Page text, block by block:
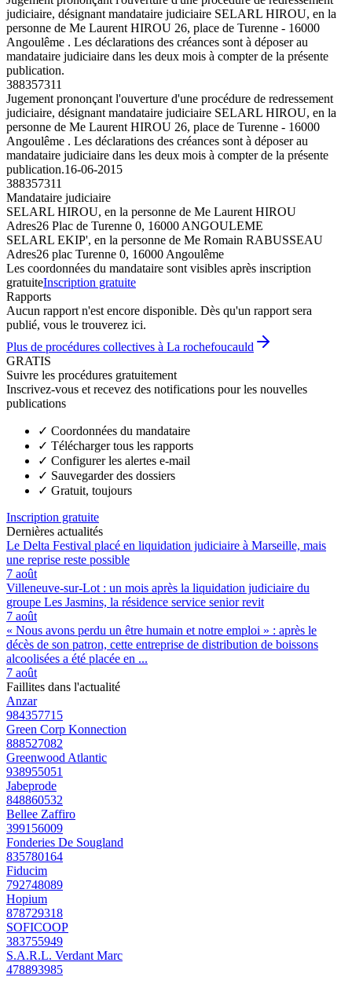
judiciaire, désignant mandataire judiciaire SELARL HIROU, en la
personne de Me Laurent HIROU 26, place de Turenne - 16000
Angoulême . Les déclarations des créances sont à déposer au
mandataire judiciaire dans les deux mois à compter de la présente
publication.
388357311
Jugement prononçant l'ouverture d'une procédure de redressement
judiciaire, désignant mandataire judiciaire SELARL HIROU, en la
personne de Me Laurent HIROU 26, place de Turenne - 16000
Angoulême . Les déclarations des créances sont à déposer au
mandataire judiciaire dans les deux mois à compter de la présente
publication.16-06-2015
388357311
Mandataire judiciaire
SELARL HIROU, en la personne de Me Laurent HIROU
Adres26 Plac de Turenne 0, 16000 ANGOULEME
SELARL EKIP', en la personne de Me Romain RABUSSEAU
Adres26 plac Turenne 0, 16000 Angoulême
Les coordonnées du mandataire sont visibles après inscription
gratuiteInscription gratuite
Rapports
Aucun rapport n'est encore disponible. Dès qu'un rapport sera
publié, vous le trouverez ici.
Plus de procédures collectives à La rochefoucauld
GRATIS
Suivre les procédures gratuitement
Inscrivez-vous et recevez des notifications pour les nouvelles
publications
✓ Coordonnées du mandataire
✓ Télécharger tous les rapports
✓ Configurer les alertes e-mail
✓ Sauvegarder des dossiers
✓ Gratuit, toujours
Inscription gratuite
Dernières actualités
Le Delta Festival placé en liquidation judiciaire à Marseille, mais
une reprise reste possible
7 août
Villeneuve-sur-Lot : un mois après la liquidation judiciaire du
groupe Les Jasmins, la résidence service senior revit
7 août
« Nous avons perdu un être humain et notre emploi » : après le
décès de son patron, cette entreprise de distribution de boissons
alcoolisées a été placée en ...
7 août
Faillites dans l'actualité
Anzar
984357715
Green Corp Konnection
888527082
Greenwood Atlantic
938955051
Jabeprode
848860532
Bellee Zaffiro
399156009
Fonderies De Sougland
835780164
Fiducim
792748089
Hopium
878729318
SOFICOOP
383755949
S.A.R.L. Verdant Marc
478893985